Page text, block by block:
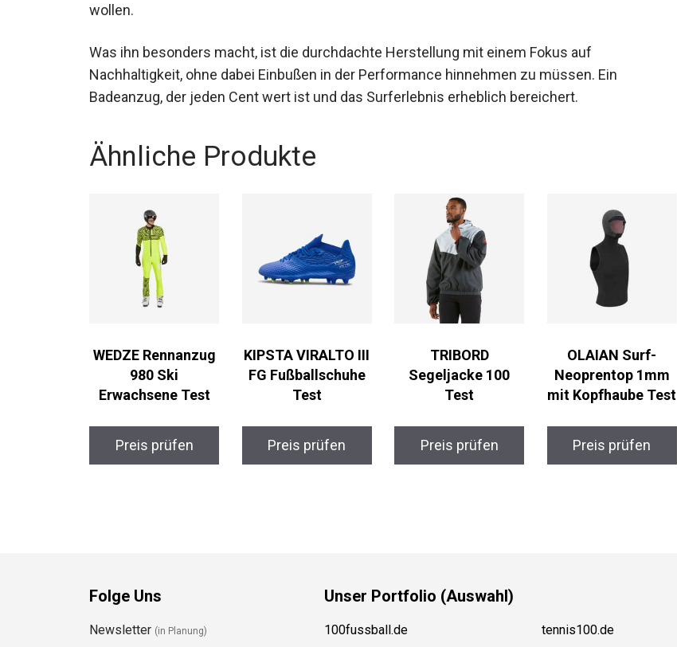
wollen.
Was ihn besonders macht, ist die durchdachte Herstellung mit einem Fokus auf
Nachhaltigkeit, ohne dabei Einbußen in der Performance hinnehmen zu müssen. Ein
Badeanzug, der jeden Cent wert ist und das Surferlebnis erheblich bereichert.
Ähnliche Produkte
WEDZE Rennanzug
980 Ski
Erwachsene Test
Preis prüfen
KIPSTA VIRALTO III
FG Fußballschuhe
Test
Preis prüfen
TRIBORD
Segeljacke 100
Test
Preis prüfen
OLAIAN Surf-
Neoprentop 1mm
mit Kopfhaube Test
Preis prüfen
Folge Uns
Newsletter (in Planung)
Unser Portfolio (Auswahl)
100fussball.de tennis100.de